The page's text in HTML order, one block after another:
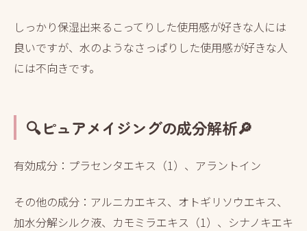
しっかり保湿出来るこってりした使用感が好きな人には
良いですが、水のようなさっぱりした使用感が好きな人
には不向きです。
🔍ピュアメイジングの成分解析🔎
有効成分：プラセンタエキス（1）、アラントイン
その他の成分：アルニカエキス、オトギリソウエキス、
加水分解シルク液、カモミラエキス（1）、シナノキエキ